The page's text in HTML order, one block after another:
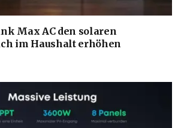
Max AC den solaren
im Haushalt erhöhen